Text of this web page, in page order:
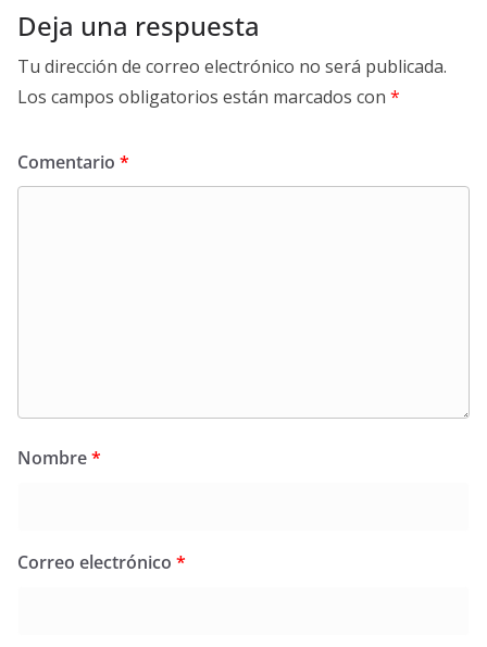
Deja una respuesta
Tu dirección de correo electrónico no será publicada.
Los campos obligatorios están marcados con *
Comentario *
Nombre*
Correo electrónico *